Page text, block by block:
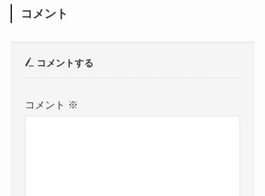
コメント
コメントする
コメント ※